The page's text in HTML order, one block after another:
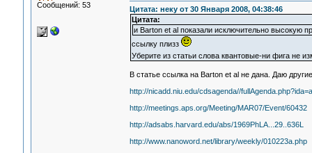
Сообщений: 53
Цитата: неку от 30 Января 2008, 04:38:46
Цитата:
и Barton et al показали исключительно высокую
ссылку плизз
Уберите из статьи слова квантовые-ни фига не
В статье ссылка на Barton et al не дана. Даю
http://nicadd.niu.edu/cdsagenda//
http://meetings.aps.org/Meeting/MAR07/Event/60432
http://adsabs.harvard.edu/abs/1969PhLA...29..636L
http://www.nanoword.net/library/weekly/010223a.php